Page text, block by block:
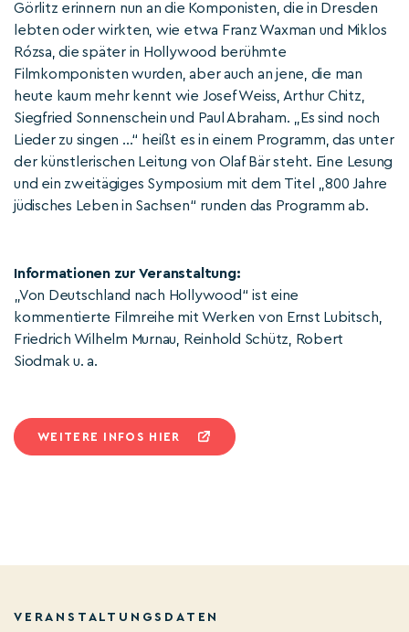
Görlitz erinnern nun an die Komponisten, die in Dresden
lebten oder wirkten, wie etwa Franz Waxman und Miklos
Rózsa, die später in Hollywood berühmte
Filmkomponisten wurden, aber auch an jene, die man
heute kaum mehr kennt wie Josef Weiss, Arthur Chitz,
Siegfried Sonnenschein und Paul Abraham. „Es sind noch
Lieder zu singen …“ heißt es in einem Programm, das unter
der künstlerischen Leitung von Olaf Bär steht. Eine Lesung
und ein zweitägiges Symposium mit dem Titel „800 Jahre
jüdisches Leben in Sachsen“ runden das Programm ab.
Informationen zur Veranstaltung:
„Von Deutschland nach Hollywood“ ist eine
kommentierte Filmreihe mit Werken von Ernst Lubitsch,
Friedrich Wilhelm Murnau, Reinhold Schütz, Robert
Siodmak u. a.
WEITERE INFOS HIER
VERANSTALTUNGSDATEN